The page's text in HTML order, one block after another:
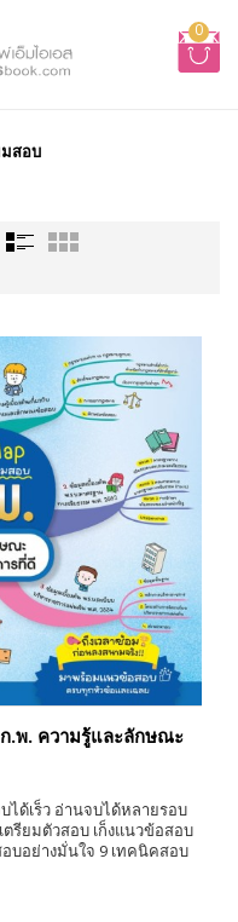
0
มสอบ
.พ. ความรู้และลักษณะ
ด้เร็ว อ่านจบได้หลายรอบ
รียมตัวสอบ เก็งแนวข้อสอบ
บอย่างมั่นใจ 9 เทคนิคสอบ